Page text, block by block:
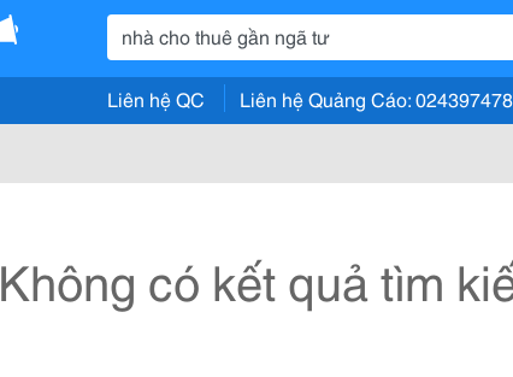
Liên hệ QC Liên hệ Quảng Cáo:
Không có kết quả tìm